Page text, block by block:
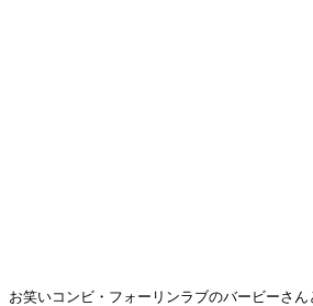
お笑いコンビ・フォーリンラブのバービーさ